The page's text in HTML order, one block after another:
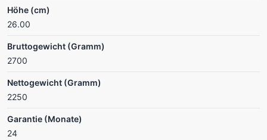
Höhe (cm)
26.00
Bruttogewicht (Gramm)
2700
Nettogewicht (Gramm)
2250
Garantie (Monate)
24